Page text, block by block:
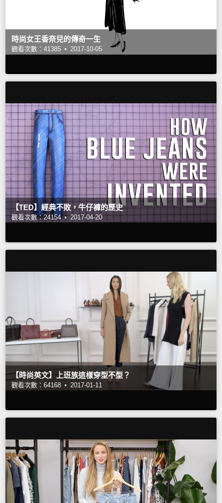
時尚女王香奈兒的傳奇一生
觀看次數：41385 • 2017-10-05
【TED】經典不敗，牛仔褲的歷史
觀看次數：24154 • 2017-04-20
【時尚英文】上班族這樣穿型不型？
觀看次數：64168 • 2017-01-11